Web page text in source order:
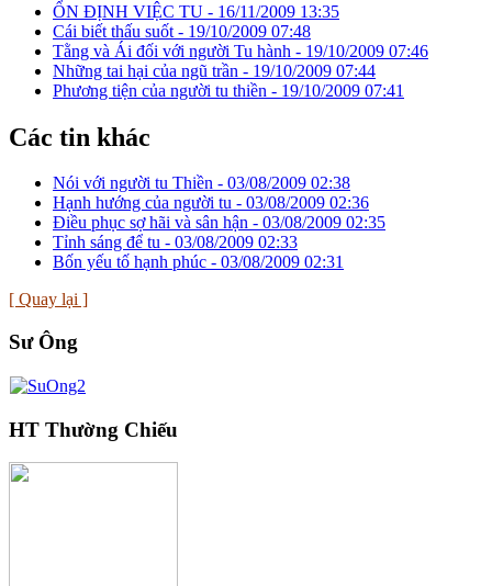
ỔN ĐỊNH VIỆC TU - 16/11/2009 13:35
Cái biết thấu suốt - 19/10/2009 07:48
Tằng và Ái đối với người Tu hành - 19/10/2009 07:46
Những tai hại của ngũ trần - 19/10/2009 07:44
Phương tiện của người tu thiền - 19/10/2009 07:41
Các tin khác
Nói với người tu Thiền - 03/08/2009 02:38
Hạnh hướng của người tu - 03/08/2009 02:36
Điều phục sợ hãi và sân hận - 03/08/2009 02:35
Tỉnh sáng để tu - 03/08/2009 02:33
Bốn yếu tố hạnh phúc - 03/08/2009 02:31
[ Quay lại ]
Sư Ông
HT Thường Chiếu